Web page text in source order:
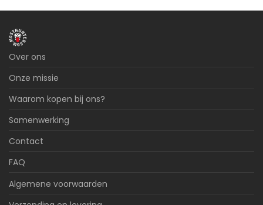
Over ons
Onze missie
Waarom kopen bij ons?
Samenwerking
Contact
FAQ
Algemene voorwaarden